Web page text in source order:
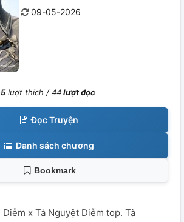
09-05-2026
5 lượt thích /44lượt đọc
Đọc Truyện
Danh sách chương
Bookmark
x Tà Nguyệt Diễm top. Tà